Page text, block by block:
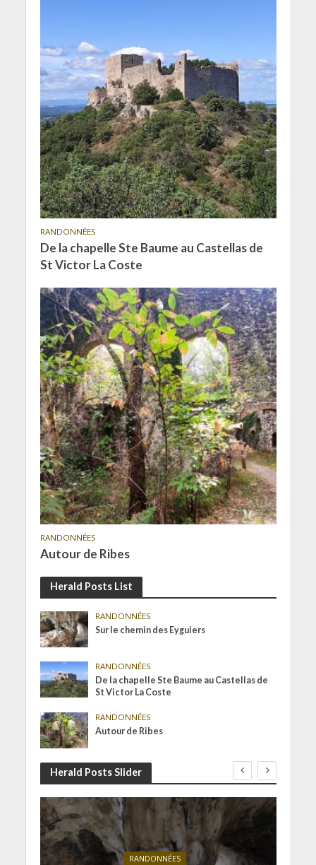
RANDONNÉES
De la chapelle Ste Baume au Castellas de
St Victor La Coste
RANDONNÉES
Autour de Ribes
Herald Posts List
RANDONNÉES
Sur le chemin des Eyguiers
RANDONNÉES
De la chapelle Ste Baume au Castellas de
St Victor La Coste
RANDONNÉES
Autour de Ribes
Herald Posts Slider
RANDONNÉES